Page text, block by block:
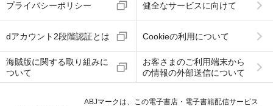
プライバシーポリシー 健全なサービスに向けて
dアカウント2段階認証とは Cookieの利用について
海賊版に関する取り組みに
ついて
お客さまのご利用端末から
の情報の外部送信について
ABJマークは、この電子書店・電子書籍配信サービス